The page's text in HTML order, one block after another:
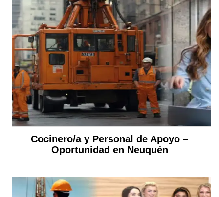
Cocinero/a y Personal de Apoyo –
Oportunidad en Neuquén